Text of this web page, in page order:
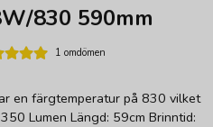
830 590mm
1 omdömen
en färgtemperatur på 830 vilket
Lumen Längd: 59cm Brinntid: